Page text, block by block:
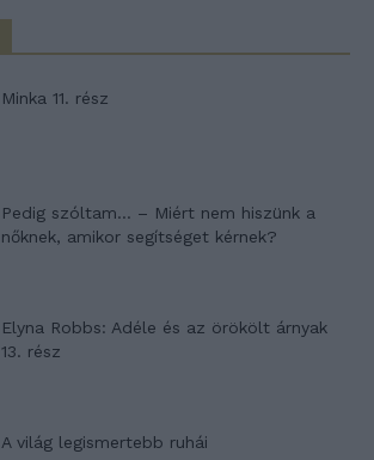
Minka 11. rész
Pedig szóltam… – Miért nem hiszünk a
nőknek, amikor segítséget kérnek?
Elyna Robbs: Adéle és az örökölt árnyak
13. rész
A világ legismertebb ruhái